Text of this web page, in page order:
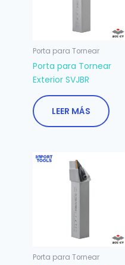
Porta para Tornear
Porta para Tornear
Exterior SVJBR
LEER MÁS
Porta para Tornear